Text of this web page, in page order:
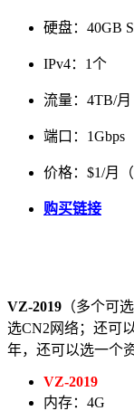
硬盘：40GB
IPv4：1个
流量：4TB/月
端口：1Gbps
价格：$1/月（
购买链接
VZ-2019 （多个可
选CN2网络；还可
年，还可以选一个
VZ-2019
内存：4G